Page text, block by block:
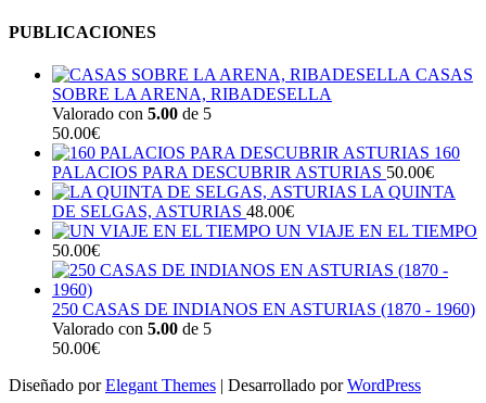
PUBLICACIONES
CASAS
SOBRE LA ARENA, RIBADESELLA
Valorado con 5.00 de 5
50.00€
160
PALACIOS PARA DESCUBRIR ASTURIAS 50.00€
LA QUINTA
DE SELGAS, ASTURIAS 48.00€
UN VIAJE EN EL TIEMPO
50.00€
250 CASAS DE INDIANOS EN ASTURIAS (1870 - 1960)
Valorado con 5.00 de 5
50.00€
Diseñado porElegant Themes | Desarrollado porWordPress